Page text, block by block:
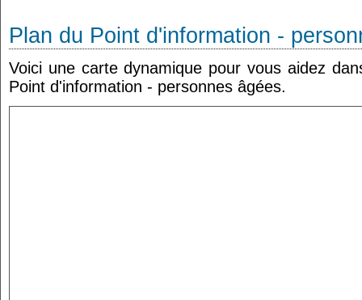
Plan du Point d'information -
Voici une carte dynamique pour vous aidez
Point d'information - personnes âgées.